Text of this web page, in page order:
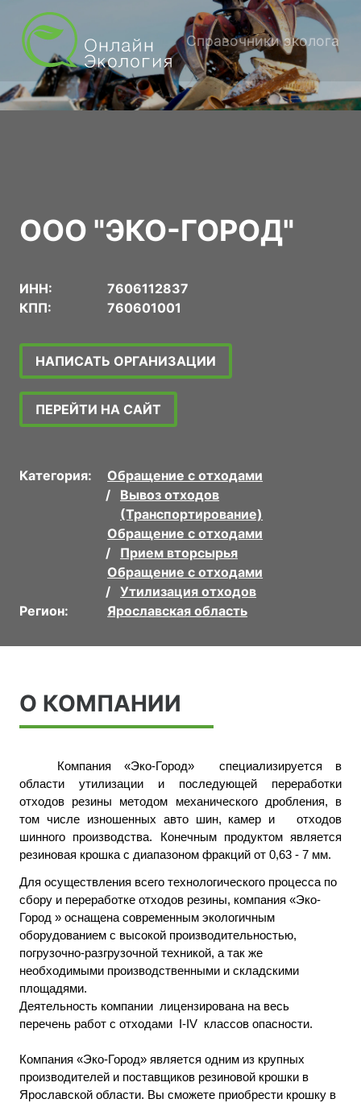
Справочники эколога
ООО "ЭКО-ГОРОД"
ИНН:
7606112837
КПП:
760601001
НАПИСАТЬ ОРГАНИЗАЦИИ
ПЕРЕЙТИ НА САЙТ
Категория:
Обращение с отходами
Вывоз отходов
(Транспортирование)
Обращение с отходами
Прием вторсырья
Обращение с отходами
Утилизация отходов
Регион:
Ярославская область
О КОМПАНИИ
Компания «Эко-Город» специализируется в
области утилизации и последующей переработки
отходов резины методом механического дробления, в
том числе изношенных авто шин, камер и отходов
шинного производства. Конечным продуктом является
резиновая крошка с диапазоном фракций от 0,63 - 7 мм.
Для осуществления всего технологического процесса по
сбору и переработке отходов резины, компания «Эко-
Город » оснащена современным экологичным
оборудованием с высокой производительностью,
погрузочно-разгрузочной техникой, а так же
необходимыми производственными и складскими
площадями.
Деятельность компании лицензирована на весь
перечень работ с отходами I-IV классов опасности.
Компания «Эко-Город» является одним из крупных
производителей и поставщиков резиновой крошки в
Ярославской области. Вы сможете приобрести крошку в